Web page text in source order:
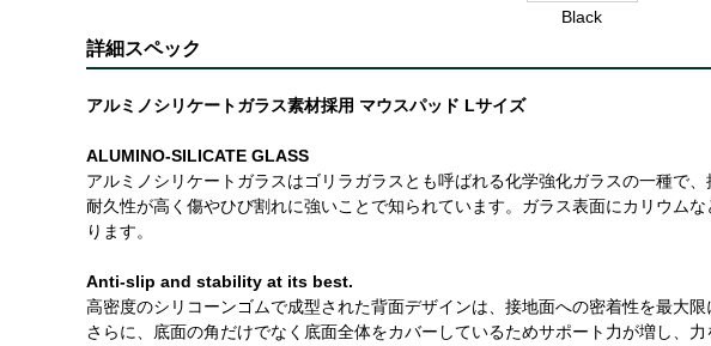
Black
詳細スペック
アルミノシリケートガラス素材採用 マウスパッド Lサイズ
ALUMINO-SILICATE GLASS
アルミノシリケートガラスはゴリラガラスとも呼ばれる化学強化ガラスの一種で
耐久性が高く傷やひび割れに強いことで知られています。ガラス表面にカリウム
ります。
Anti-slip and stability at its best.
高密度のシリコーンゴムで成型された背面デザインは、接地面への密着性を最大
さらに、底面の角だけでなく底面全体をカバーしているためサポート力が増し、